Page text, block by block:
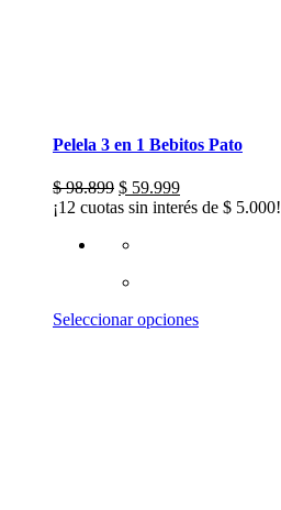
Pelela 3 en 1 Bebitos Pato
$98.899 El
precio
era:
$ 59.999El
precio
¡12 cuotas sin interés de $ 5.000!
Seleccionar opcionesEste